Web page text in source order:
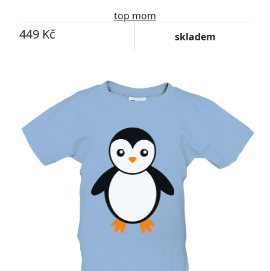
top mom
449 Kč skladem